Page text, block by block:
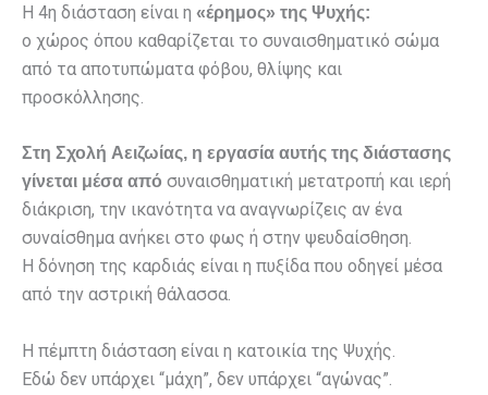
Η 4η διάσταση είναι η «έρημος» της Ψυχής:
ο χώρος όπου καθαρίζεται το συναισθηματικό σώμα
από τα αποτυπώματα φόβου, θλίψης και
προσκόλλησης.
Στη Σχολή Αειζωίας, η εργασία αυτής της διάστασης
γίνεται μέσα από συναισθηματική μετατροπή και ιερή
διάκριση, την ικανότητα να αναγνωρίζεις αν ένα
συναίσθημα ανήκει στο φως ή στην ψευδαίσθηση.
Η δόνηση της καρδιάς είναι η πυξίδα που οδηγεί μέσα
από την αστρική θάλασσα.
Η πέμπτη διάσταση είναι η κατοικία της Ψυχής.
Εδώ δεν υπάρχει “μάχη”, δεν υπάρχει “αγώνας”.